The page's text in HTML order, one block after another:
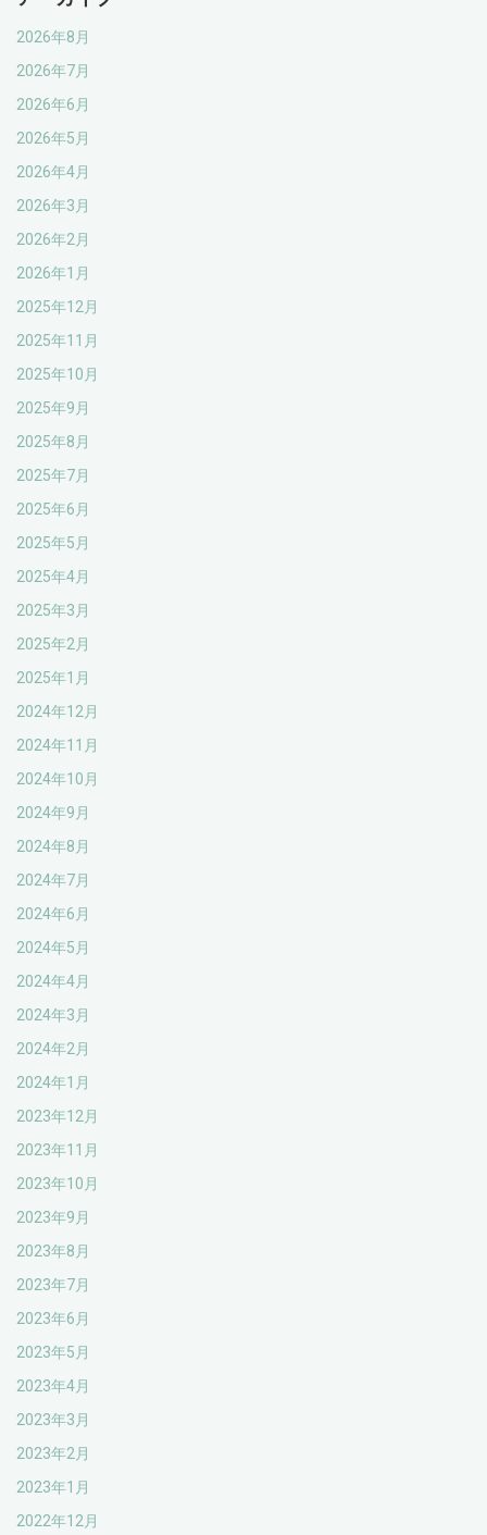
2026年8月
2026年7月
2026年6月
2026年5月
2026年4月
2026年3月
2026年2月
2026年1月
2025年12月
2025年11月
2025年10月
2025年9月
2025年8月
2025年7月
2025年6月
2025年5月
2025年4月
2025年3月
2025年2月
2025年1月
2024年12月
2024年11月
2024年10月
2024年9月
2024年8月
2024年7月
2024年6月
2024年5月
2024年4月
2024年3月
2024年2月
2024年1月
2023年12月
2023年11月
2023年10月
2023年9月
2023年8月
2023年7月
2023年6月
2023年5月
2023年4月
2023年3月
2023年2月
2023年1月
2022年12月